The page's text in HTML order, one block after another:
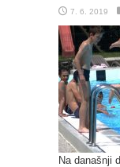
7. 6. 2019
Na današnji